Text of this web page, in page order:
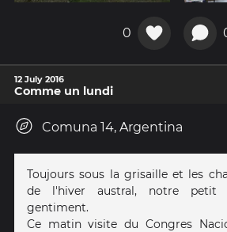
0
12 July 2016
Comme un lundi
Comuna 14, Argentina
Toujours sous la grisaille et les
de l'hiver austral, notre petit
gentiment.
Ce matin visite du Congres